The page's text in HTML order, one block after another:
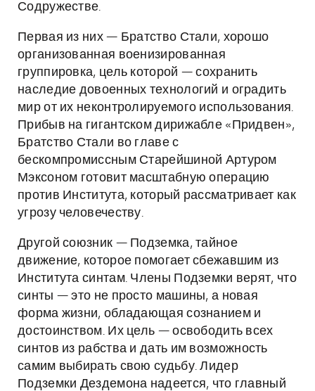
Содружестве.
Первая из них — Братство Стали, хорошо
организованная военизированная
группировка, цель которой — сохранить
наследие довоенных технологий и оградить
мир от их неконтролируемого использования.
Прибыв на гигантском дирижабле «Придвен»,
Братство Стали во главе с
бескомпромиссным Старейшиной Артуром
Мэксоном готовит масштабную операцию
против Института, который рассматривает как
угрозу человечеству.
Другой союзник — Подземка, тайное
движение, которое помогает сбежавшим из
Института синтам. Члены Подземки верят, что
синты — это не просто машины, а новая
форма жизни, обладающая сознанием и
достоинством. Их цель — освободить всех
синтов из рабства и дать им возможность
самим выбирать свою судьбу. Лидер
Подземки Дездемона надеется, что главный